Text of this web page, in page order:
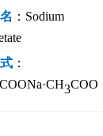
： Sodium
：
COONa·CH3COO